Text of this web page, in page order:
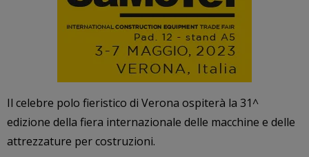
Il celebre polo fieristico di Verona ospiterà la 31^
edizione della fiera internazionale delle macchine e delle
attrezzature per costruzioni.